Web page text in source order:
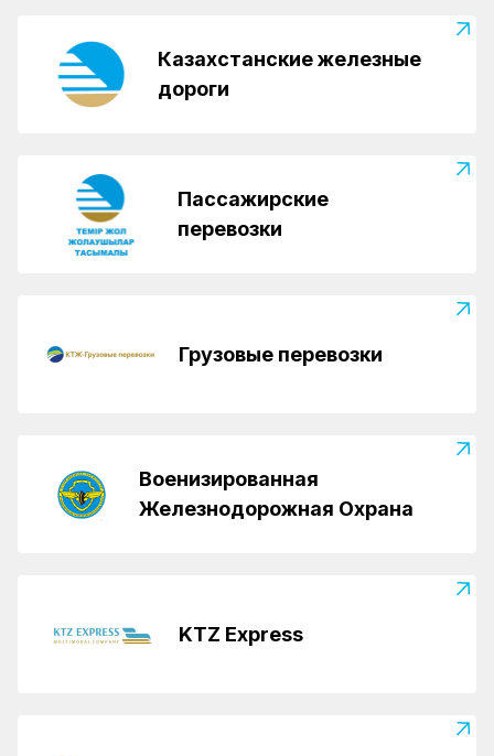
Казахстанские железные
дороги
Пассажирские
перевозки
Грузовые перевозки
Военизированная
Железнодорожная Охрана
KTZ Express